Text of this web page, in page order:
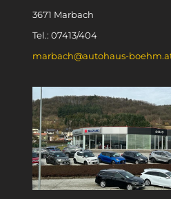
3671 Marbach
Tel.: 07413/404
marbach@autohaus-